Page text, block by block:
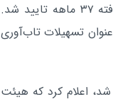
پاکستان در سپتامبر ۲۰۲۴ تحت یک توافق تسهیلات صندوق توسعه یافته ۳۷ ماهه تایید شد.
تحت عنوان تسهیلات تاب‌آوری
اعلام کرد که هیئت